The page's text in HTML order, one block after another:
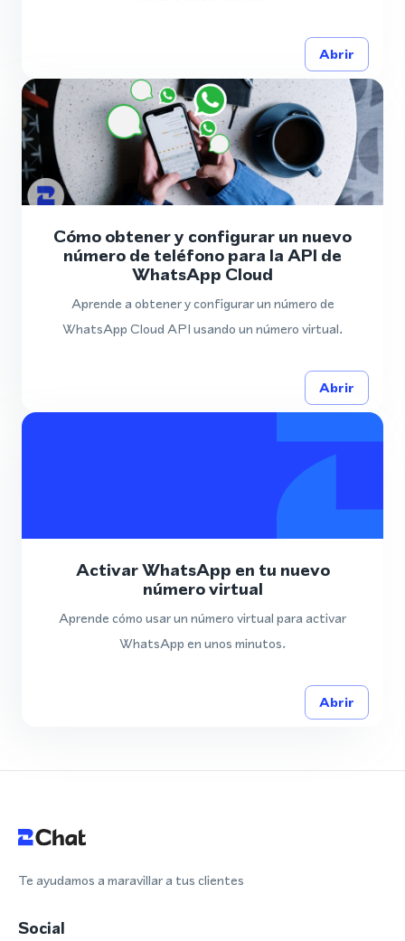
Abrir
Cómo obtener y configurar un nuevo
número de teléfono para la API de
WhatsApp Cloud
Aprende a obtener y configurar un número de
WhatsApp Cloud API usando un número virtual.
Abrir
Activar WhatsApp en tu nuevo
número virtual
Aprende cómo usar un número virtual para activar
WhatsApp en unos minutos.
Abrir
Te ayudamos a maravillar a tus clientes
Social